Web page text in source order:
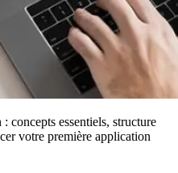
concepts essentiels, structure
votre première application